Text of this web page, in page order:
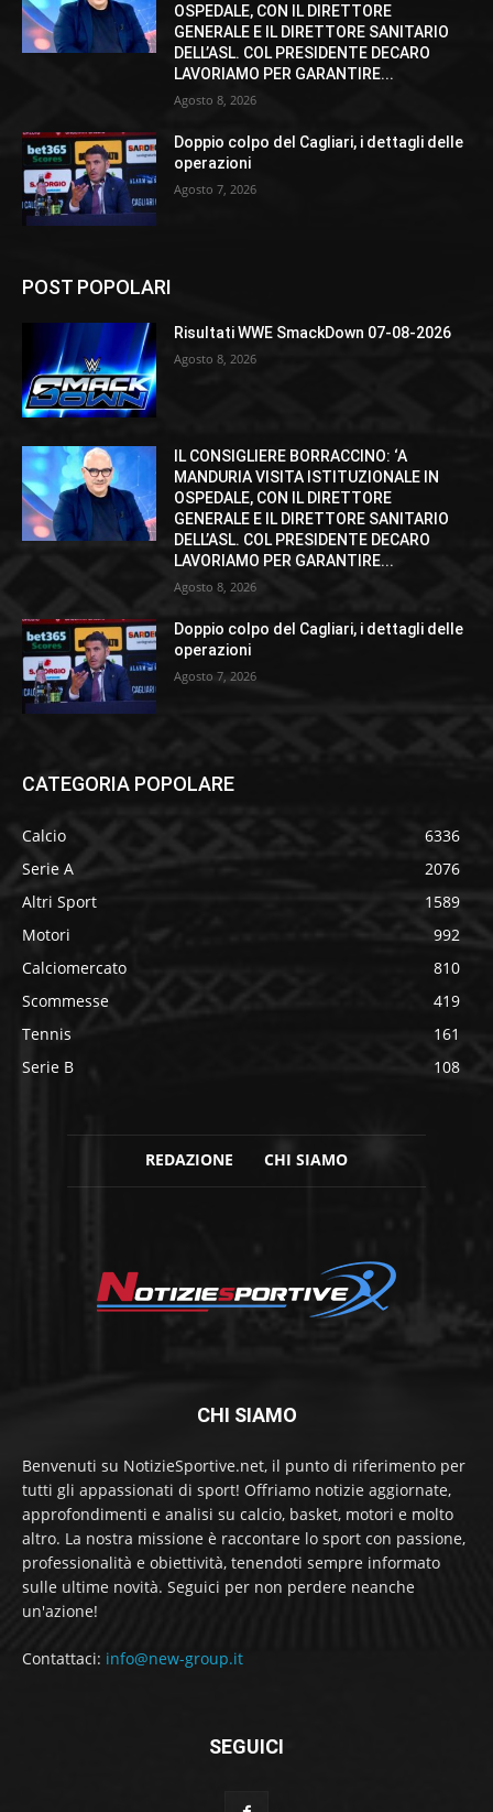
OSPEDALE, CON IL DIRETTORE
GENERALE E IL DIRETTORE SANITARIO
DELL’ASL. COL PRESIDENTE DECARO
LAVORIAMO PER GARANTIRE...
Agosto 8, 2026
Doppio colpo del Cagliari, i dettagli delle
operazioni
Agosto 7, 2026
POST POPOLARI
Risultati WWE SmackDown 07-08-2026
Agosto 8, 2026
IL CONSIGLIERE BORRACCINO: ‘A
MANDURIA VISITA ISTITUZIONALE IN
OSPEDALE, CON IL DIRETTORE
GENERALE E IL DIRETTORE SANITARIO
DELL’ASL. COL PRESIDENTE DECARO
LAVORIAMO PER GARANTIRE...
Agosto 8, 2026
Doppio colpo del Cagliari, i dettagli delle
operazioni
Agosto 7, 2026
CATEGORIA POPOLARE
Calcio
6336
Serie A
2076
Altri Sport
1589
Motori
992
Calciomercato
810
Scommesse
419
Tennis
161
Serie B
108
REDAZIONE CHI SIAMO
CHI SIAMO
Benvenuti su NotizieSportive.net, il punto di riferimento per
tutti gli appassionati di sport! Offriamo notizie aggiornate,
approfondimenti e analisi su calcio, basket, motori e molto
altro. La nostra missione è raccontare lo sport con passione,
professionalità e obiettività, tenendoti sempre informato
sulle ultime novità. Seguici per non perdere neanche
un'azione!
Contattaci: info@new-group.it
SEGUICI